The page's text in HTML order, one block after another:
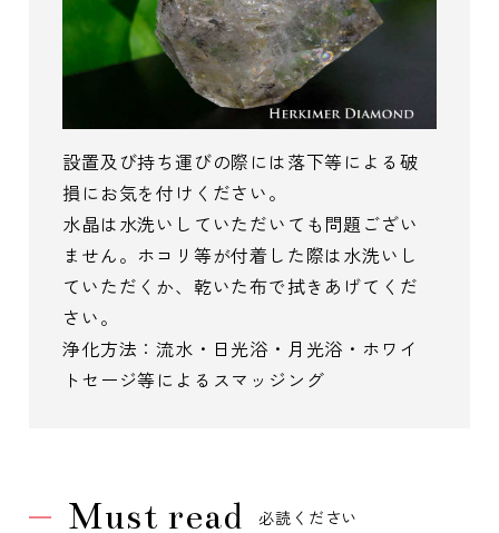
設置及び持ち運びの際には落下等による破
損にお気を付けください。
水晶は水洗いしていただいても問題ござい
ません。ホコリ等が付着した際は水洗いし
ていただくか、乾いた布で拭きあげてくだ
さい。
浄化方法：流水・日光浴・月光浴・ホワイ
トセージ等によるスマッジング
Must read 必読ください